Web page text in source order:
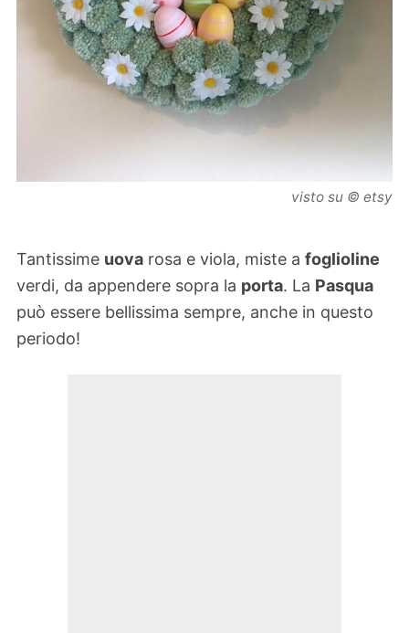
visto su © etsy
Tantissime uova rosa e viola, miste a foglioline
verdi, da appendere sopra la porta. La Pasqua
può essere bellissima sempre, anche in questo
periodo!